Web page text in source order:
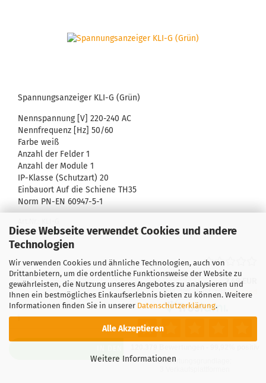
Diese Webseite verwendet Cookies und andere
Technologien
Wir verwenden Cookies und ähnliche Technologien, auch von
Drittanbietern, um die ordentliche Funktionsweise der Website zu
gewährleisten, die Nutzung unseres Angebotes zu analysieren und
Ihnen ein bestmögliches Einkaufserlebnis bieten zu können. Weitere
Informationen finden Sie in unserer Datenschutzerklärung.
Alle Akzeptieren
Weitere Informationen
Span­nungs­an­zei­ger KLI-G (Grün)
Nenn­span­nung [V] 220-​240 AC
Nenn­fre­quenz [Hz] 50/60
Farbe weiß
An­zahl der Fel­der 1
An­zahl der Mo­du­le 1
IP-​Klasse (Schutz­art) 20
Ein­bau­ort Auf die Schie­ne TH35
Norm PN-EN 60947-​5-1
Lieferzeit:
ca. 1-3 Tage (Ausland abweichend)
2,49 EUR
inkl. 19% MwSt. zzgl.Versand